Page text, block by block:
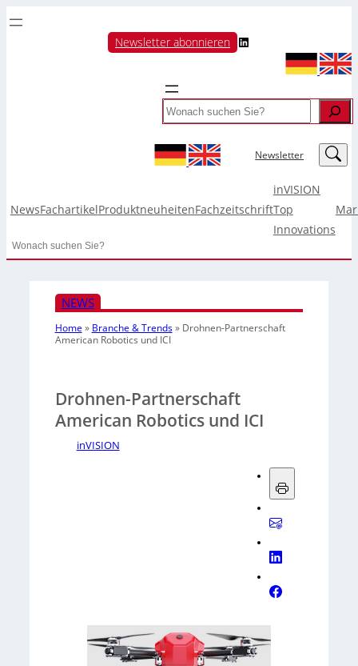
Newsletter abonnieren LinkedIn
Search
Newsletter LinkedIn
NewsFachartikelProduktneuheitenFachzeitschrift
inVISION
Top
Innovations
Search
NEWS
Home » Branche & Trends» Drohnen-Partnerschaft
American Robotics und ICI
Drohnen-Partnerschaft
American Robotics und ICI
inVISION